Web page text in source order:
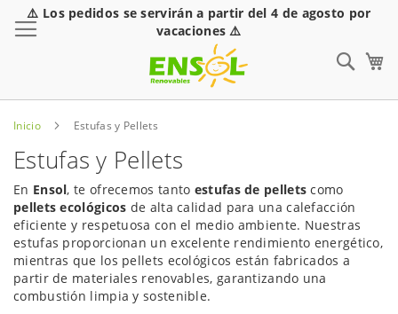
⚠️ Los pedidos se servirán a partir del 4 de agosto por
vacaciones ⚠️
Inicio Estufas y Pellets
Estufas y Pellets
En Ensol, te ofrecemos tanto estufas de pellets como
pellets ecológicos de alta calidad para una calefacción
eficiente y respetuosa con el medio ambiente. Nuestras
estufas proporcionan un excelente rendimiento energético,
mientras que los pellets ecológicos están fabricados a
partir de materiales renovables, garantizando una
combustión limpia y sostenible.